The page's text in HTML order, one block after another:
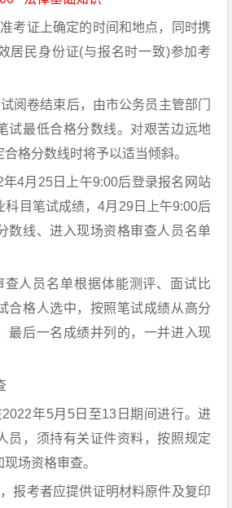
证上确定的时间和地点，同时携
居民身份证(与报名时一致)参加考
卷结束后，由市公务员主管部门
试最低合格分数线。对艰苦边远地
格分数线时将予以适当倾斜。
4月25日上午9:00后登录报名网站
科目笔试成绩，4月29日上午9:00后
数线、进入现场资格审查人员名单
人员名单根据体能测评、面试比
合格人选中，按照笔试成绩从高分
最后一名成绩并列的，一并进入现
年5月5日至13日期间进行。进
员，须持有关证件资料，按照规定
场资格审查。
考者应提供证明材料原件及复印